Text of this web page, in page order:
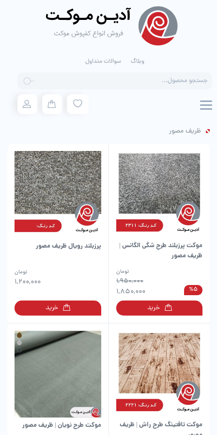
وبلاگ سوالات متداول
search
ظریف مصور
موکت پرزبلند طرح شگی الگانس |
ظریف مصور
1,950,000
تومان
1,850,000 %5
خرید
دارای
انواع
می
باشد.
گزینه
ها
ممکن
است
در
صفحه
محصول
انتخاب
شوند
پرزبلند رویال ظریف مصور
1,200,000
تومان
خرید
موکت تافتینگ طرح راش | ظریف
موکت طرح نویان | ظریف مصور